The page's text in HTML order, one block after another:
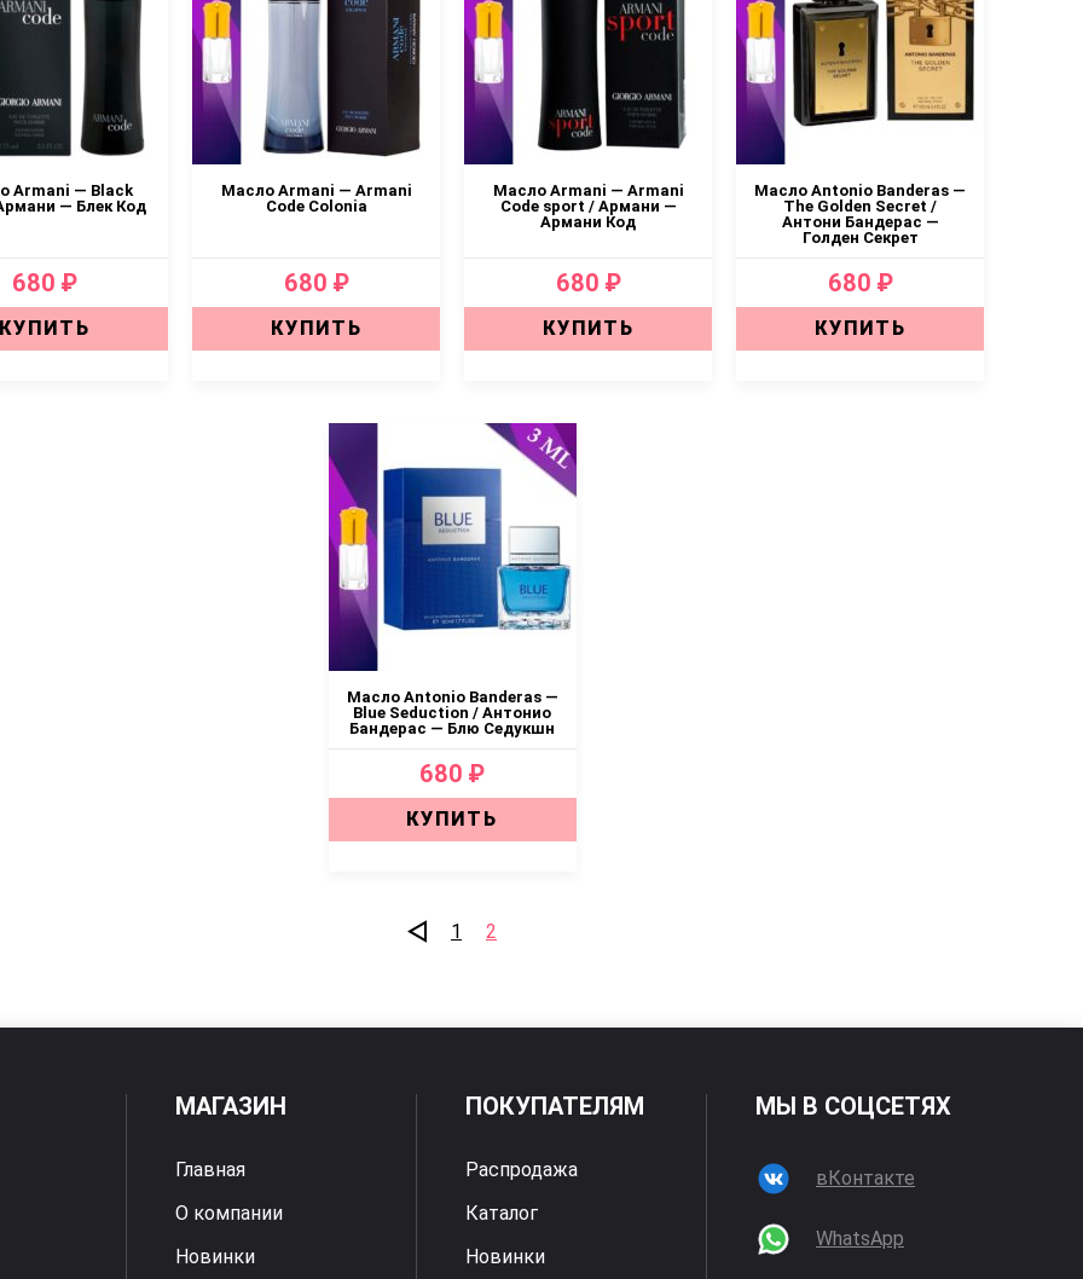
Armani — Black
— Блек Код
680 ₽
КУПИТЬ
Масло Armani — Armani
Code Colonia
680 ₽
КУПИТЬ
Масло Armani — Armani
Code sport / Армани —
Армани Код
680 ₽
КУПИТЬ
Масло Antonio Banderas —
The Golden Secret /
Антони Бандерас —
Голден Секрет
680 ₽
КУПИТЬ
Масло Antonio Banderas —
Blue Seduction / Антонио
Бандерас — Блю Седукшн
680 ₽
КУПИТЬ
1 2
МАГАЗИН
Главная
О компании
Новинки
ПОКУПАТЕЛЯМ
Распродажа
Каталог
Новинки
МЫ В СОЦСЕТЯХ
вКонтакте
WhatsApp